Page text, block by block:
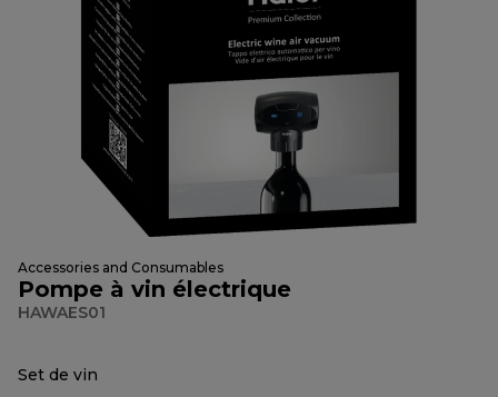
Accessories and Consumables
Pompe à vin électrique
HAWAES01
Set de vin